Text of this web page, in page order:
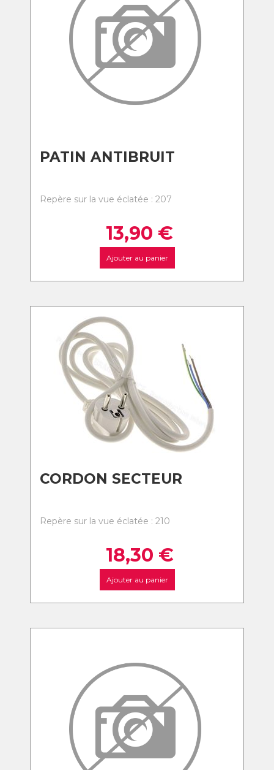
PATIN ANTIBRUIT
Repère sur la vue éclatée : 207
13,90 €
Ajouter au panier
CORDON SECTEUR
Repère sur la vue éclatée : 210
18,30 €
Ajouter au panier